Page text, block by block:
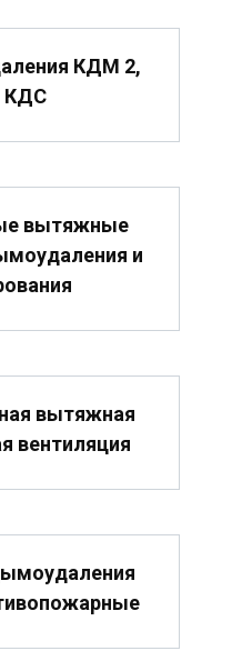
КДМ 2,
КДС
вытяжные
и
вытяжная
вентиляция